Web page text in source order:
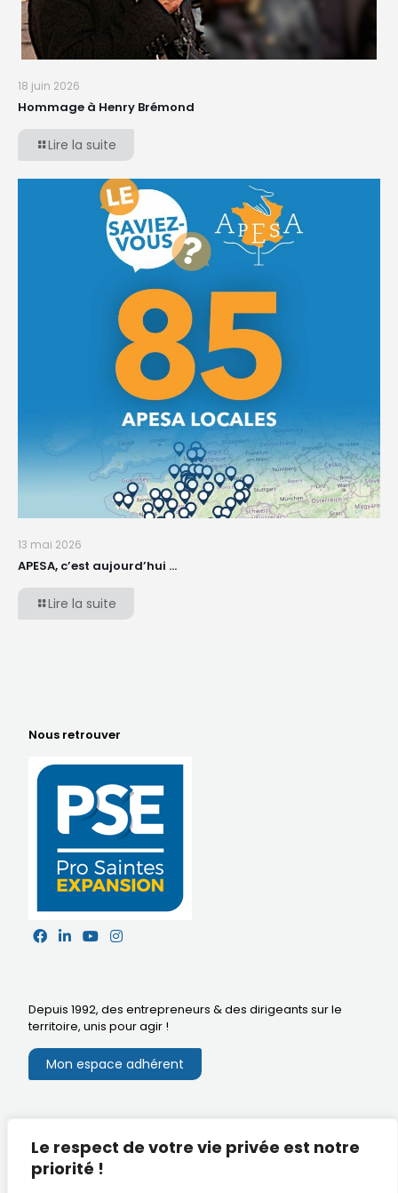
Le respect de votre vie privée est notre
priorité !
18 juin 2026
Hommage à Henry Brémond
Lire la suite
13 mai 2026
APESA, c’est aujourd’hui …
Lire la suite
Nous retrouver
Depuis 1992, des entrepreneurs & des dirigeants sur le
territoire, unis pour agir !
Mon espace adhérent
Extranet du CA
Réalisation
Documents utiles